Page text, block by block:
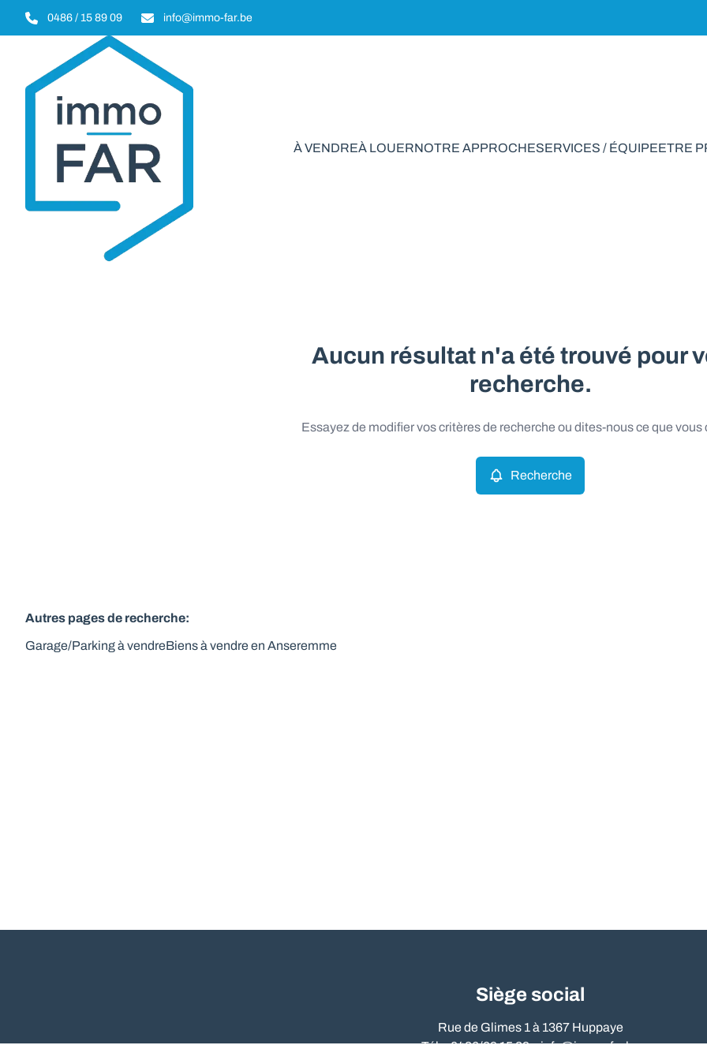
Aller au contenu principal
0486 / 15 89 09 info@immo-far.be
À VENDREÀ LOUERNOTRE APPROCHESERVICES / ÉQUIPEETRE
Garage/Parking à vendre en
Aucun résultat n'a été trouvé pour
recherche.
Essayez de modifier vos critères de recherche ou dites-nous ce que vous
Recherche
Autres pages de recherche:
Garage/Parking à vendreBiens à vendre en Anseremme
Siège social
Rue de Glimes 1 à 1367 Huppaye
Tél. : 0486/09 15 89 –info@immo-far.be